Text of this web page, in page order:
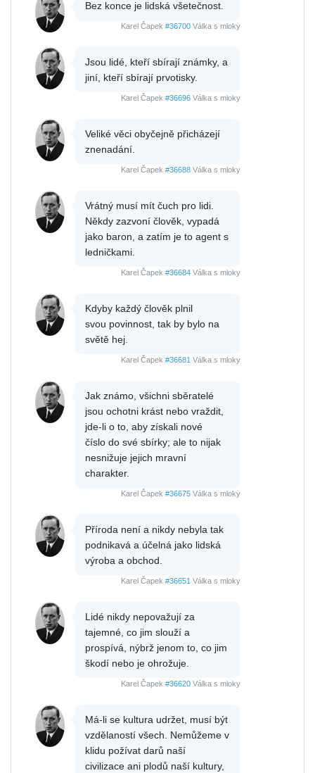
Bez konce je lidská všetečnost.
Karel Čapek #36700 Válka s mloky
Jsou lidé, kteří sbírají známky, a
jiní, kteří sbírají prvotisky.
Karel Čapek #36696 Válka s mloky
Veliké věci obyčejně přicházejí
znenadání.
Karel Čapek #36688 Válka s mloky
Vrátný musí mít čuch pro lidi.
Někdy zazvoní člověk, vypadá
jako baron, a zatím je to agent s
ledničkami.
Karel Čapek #36684 Válka s mloky
Kdyby každý člověk plnil
svou povinnost, tak by bylo na
světě hej.
Karel Čapek #36681 Válka s mloky
Jak známo, všichni sběratelé
jsou ochotni krást nebo vraždit,
jde-li o to, aby získali nové
číslo do své sbírky; ale to nijak
nesnižuje jejich mravní
charakter.
Karel Čapek #36675 Válka s mloky
Příroda není a nikdy nebyla tak
podnikavá a účelná jako lidská
výroba a obchod.
Karel Čapek #36651 Válka s mloky
Lidé nikdy nepovažují za
tajemné, co jim slouží a
prospívá, nýbrž jenom to, co jim
škodí nebo je ohrožuje.
Karel Čapek #36620 Válka s mloky
Má-li se kultura udržet, musí být
vzdělaností všech. Nemůžeme v
klidu požívat darů naší
civilizace ani plodů naší kultury,